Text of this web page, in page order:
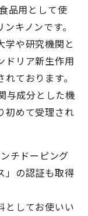
品用として使
キノンです。
や研究機関と
ドリア新生作用
ております。
与成分とした機
初めて受理され
チドーピング
」の認証も取得
としてお使いい